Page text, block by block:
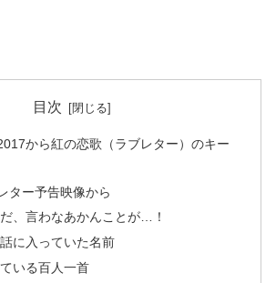
目次
から紅の恋歌（ラブレター）のキー
ター予告映像から
、言わなあかんことが…！
に入っていた名前
いる百人一首